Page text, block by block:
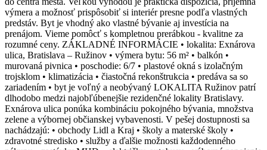
výmera a možnosť prispôsobiť si interiér presne podľa vlastných
predstáv. Byt je vhodný ako vlastné bývanie aj investícia na
prenájom. Vieme pomôcť s kompletnou prerábkou - kvalitne za
rozumné ceny. ZÁKLADNÉ INFORMÁCIE • lokalita: Exnárova
ulica, Bratislava – Ružinov • výmera bytu: 56 m² • balkón •
murovaná pivnica • poschodie: 6/7 • plastové okná s izolačným
trojsklom • klimatizácia • čiastočná rekonštrukcia • predáva sa so
zariadením • byt je voľný a neobývaný LOKALITA Ružinov patrí
dlhodobo medzi najobľúbenejšie rezidenčné lokality Bratislavy.
Exnárova ulica ponúka kombináciu pokojného bývania, množstva
zelene a výbornej občianskej vybavenosti. V pešej dostupnosti sa
nachádzajú: • obchody Lidl a Kraj • školy a materské školy •
zdravotné stredisko • služby a ďalšie možnosti každodenného